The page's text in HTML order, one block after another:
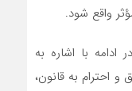
واقع شود.
با اشاره به
احترام به قانون،